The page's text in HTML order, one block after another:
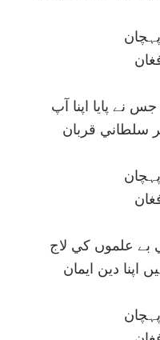
نے پايا اپنا آپ
سلطاني قربان
بے علموں کي لاج
اپنا دين ايمان